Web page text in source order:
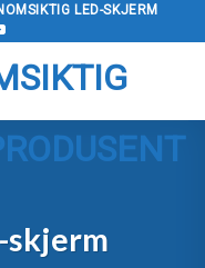
LED-SKJERM
skjerm